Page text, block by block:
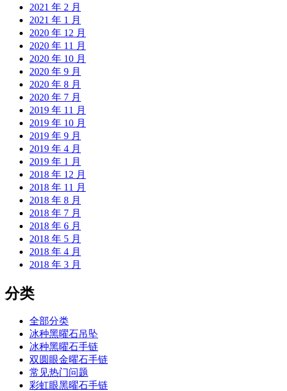
2021 年 2 月
2021 年 1 月
2020 年 12 月
2020 年 11 月
2020 年 10 月
2020 年 9 月
2020 年 8 月
2020 年 7 月
2019 年 11 月
2019 年 10 月
2019 年 9 月
2019 年 4 月
2019 年 1 月
2018 年 12 月
2018 年 11 月
2018 年 8 月
2018 年 7 月
2018 年 6 月
2018 年 5 月
2018 年 4 月
2018 年 3 月
分类
全部分类
冰种黑曜石吊坠
冰种黑曜石手链
双圆眼金曜石手链
常见热门问题
彩虹眼黑曜石手链